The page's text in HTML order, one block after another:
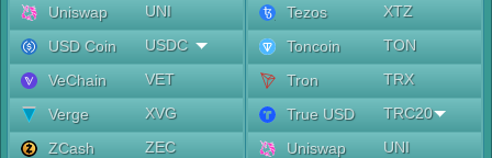
Uniswap
UNI
USD Coin
USDC
VeChain
VET
Verge
XVG
ZCash
ZEC
Tezos
XTZ
Toncoin
TON
Tron
TRX
True USD
TRC20
Uniswap
UNI